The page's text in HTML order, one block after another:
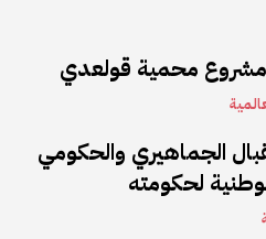
مشروع محمية قولعدي
الجماهيري والحكومي
لحكومته